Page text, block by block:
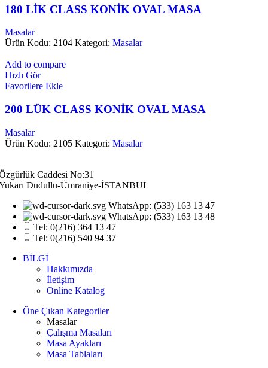
180 LİK CLASS KONİK OVAL MASA
Masalar
Ürün Kodu: 2104 Kategori: Masalar
Add to compare
Hızlı Gör
Favorilere Ekle
200 LÜK CLASS KONİK OVAL MASA
Masalar
Ürün Kodu: 2105 Kategori: Masalar
Caddesi No:31
Dudullu-Ümraniye-İSTANBUL
WhatsApp: (533) 163 13 47
WhatsApp: (533) 163 13 48
Tel: 0(216) 364 13 47
Tel: 0(216) 540 94 37
BİLGİ
Hakkımızda
İletişim
Online Katalog
Öne Çıkan Kategoriler
Masalar
Çalışma Masaları
Masa Ayakları
Masa Tablaları